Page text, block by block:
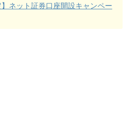
】ネット証券口座開設キャンペー